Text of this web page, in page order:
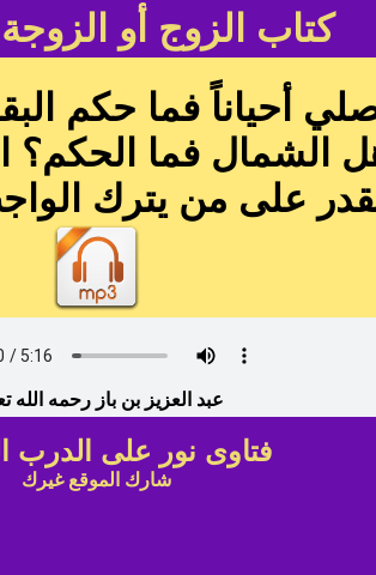
كتاب الزوج أو
أحياناً فما حكم
الشمال فما
على من يترك
عبد العزيز بن باز رحمه الله
فتاوى نور على الدرب
شارك الموقع غيرك